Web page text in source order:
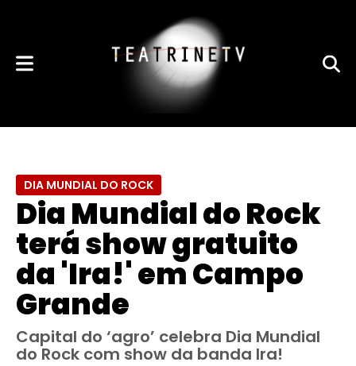
DIA MUNDIAL DO ROCK
Dia Mundial do Rock
terá show gratuito
da 'Ira!' em Campo
Grande
Capital do ‘agro’ celebra Dia Mundial
do Rock com show da banda Ira!